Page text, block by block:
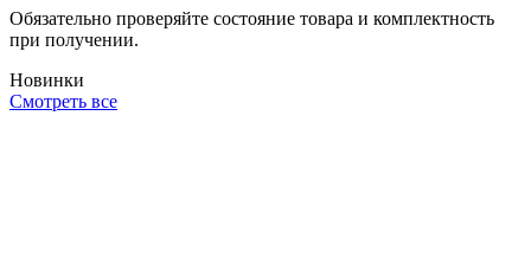
Обязательно проверяйте состояние товара и комплектность
при получении.
Новинки
Смотреть все